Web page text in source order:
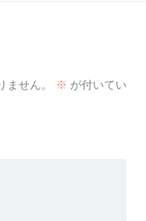
せん。 ※ が付いてい